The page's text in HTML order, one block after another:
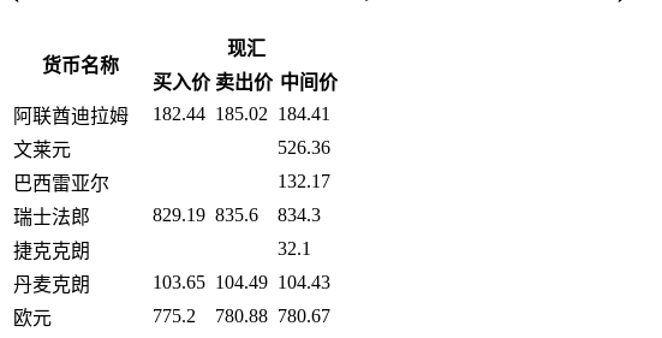
货币名称
现汇
买入价 卖出价 中间价
阿联酋迪拉姆
182.44 185.02 184.41
文莱元
526.36
巴西雷亚尔
132.17
瑞士法郎
829.19 835.6
834.3
捷克克朗
32.1
丹麦克朗
103.65 104.49 104.43
欧元
775.2 780.88 780.67